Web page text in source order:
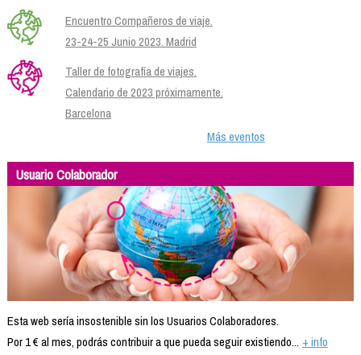
Encuentro Compañeros de viaje.
23-24-25 Junio 2023. Madrid
Taller de fotografía de viajes.
Calendario de 2023 próximamente.
Barcelona
Más eventos
Usuario Colaborador
Esta web sería insostenible sin los Usuarios Colaboradores.
Por 1 € al mes, podrás contribuir a que pueda seguir existiendo... + info